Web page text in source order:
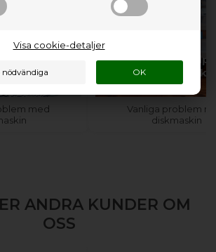
Visa cookie-detaljer
med
Behöver du hjälp
din
Vanliga problem
diskmaskin
ANDRA KUNDER OM
OSS